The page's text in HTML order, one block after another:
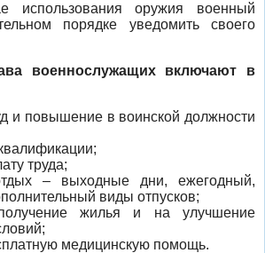
использования оружия военный
порядке уведомить своего
военнослужащих включают в
и повышение в воинской должности
труда;
– выходные дни, ежегодный,
виды отпусков;
жилья и на улучшение
медицинскую помощь.